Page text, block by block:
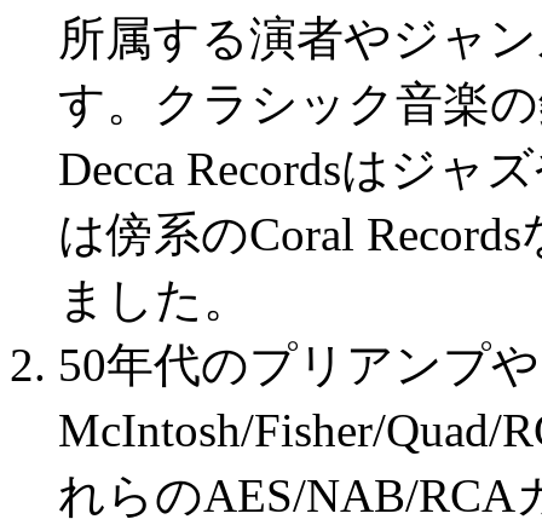
所属する演者やジャ
す。クラシック音楽
Decca Recordsはジャ
は傍系のCoral
ました。
50年代のプリアンプ
McIntosh/Fisher/
れらのAES/NAB/